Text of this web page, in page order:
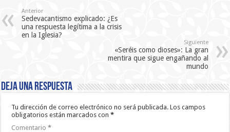
Anterior
Sedevacantismo explicado: ¿Es
una respuesta legítima a la crisis
en la Iglesia?
Siguiente
«Seréis como dioses»: La gran
mentira que sigue engañando al
mundo
Deja una respuesta
Tu dirección de correo electrónico no será publicada. Los campos
obligatorios están marcados con*
Comentario*